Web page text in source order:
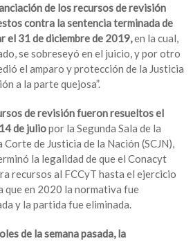
de los recursos de revisión
contra la sentencia terminada de
el 31 de diciembre de 2019,en la cual,
se sobreseyó en el juicio, y por otro
el amparo y protección de la Justicia
a la parte quejosa”.
de revisión fueron resueltos el
de juliopor la Segunda Sala de la
Corte de Justicia de la Nación (SCJN),
la legalidad de que el Conacyt
recursos al FCCyT hasta el ejercicio
que en 2020 la normativa fue
y la partida fue eliminada.
de la semana pasada, la